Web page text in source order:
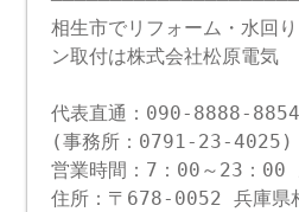
相生市でリフォーム・水回
ン取付は株式会社松原電気
代表直通：090-8888-8854
(事務所：0791-23-4025)
営業時間：7：00～23：
住所：〒678-0052 兵庫県